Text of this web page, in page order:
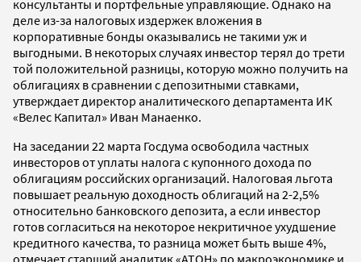
консультанты и портфельные управляющие. Однако на
деле из-за налоговых издержек вложения в
корпоративные бонды оказывались не такими уж и
выгодными. В некоторых случаях инвестор терял до трети
той положительной разницы, которую можно получить на
облигациях в сравнении с депозитными ставками,
утверждает директор аналитического департамента ИК
«Велес Капитал» Иван Манаенко.
На заседании 22 марта Госдума освободила частных
инвесторов от уплаты налога с купонного дохода по
облигациям российских организаций. Налоговая льгота
повышает реальную доходность облигаций на 2-2,5%
относительно банковского депозита, а если инвестор
готов согласиться на некоторое некритичное ухудшение
кредитного качества, то разница может быть выше 4%,
отмечает старший аналитик «АТОН» по макроэкономике и